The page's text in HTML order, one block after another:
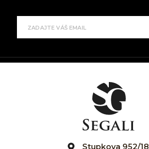
Stupkova 952/18